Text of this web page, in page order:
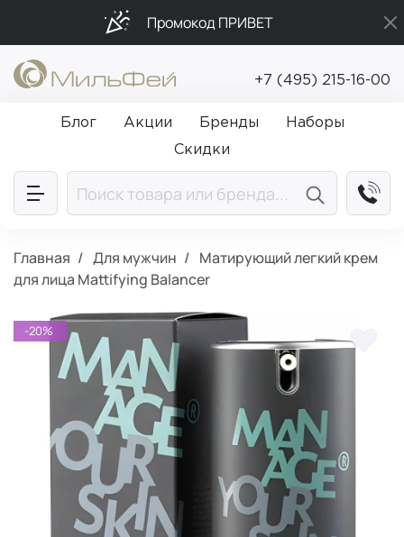
Промокод ПРИВЕТ
Бесплатная доставка от 5 000₽
Подарки в каждый заказ от 5 000₽
+7 (495) 215-16-00
Блог Акции Бренды
Наборы
Скидки
Главная Для мужчин
Матирующий легкий крем
для лица Mattifying Balancer
-20%